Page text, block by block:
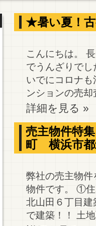
★暑い夏！
こんにちは。
でうんざりで
いでにコロナ
ンションの売
詳細を見る »
売主物件特
町 横浜市
弊社の売主物
物件です。 ①住
北山田６丁目
で建築！！ 土